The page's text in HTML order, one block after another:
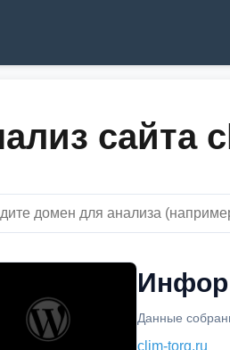
сайта
Данные
clim-torg.ru